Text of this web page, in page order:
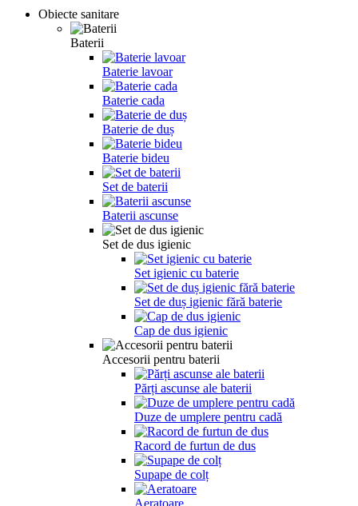
Obiecte sanitare
Baterii
Baterie lavoar
Baterie cada
Baterie de duș
Baterie bideu
Set de baterii
Baterii ascunse
Set de dus igienic
Set igienic cu baterie
Set de duș igienic fără baterie
Cap de dus igienic
Accesorii pentru baterii
Părți ascunse ale baterii
Duze de umplere pentru cadă
Racord de furtun de dus
Supape de colț
Aeratoare